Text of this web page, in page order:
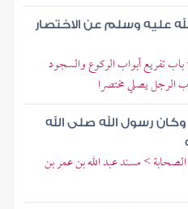
عليه وسلم عن الاختصار
تفريع أبواب الركوع والسجود
الرجل يصلي مختصرا
رسول الله صلى الله
> مسند عبد الله بن عمر بن